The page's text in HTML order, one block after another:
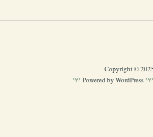
Copyright ©
Powered by WordPress